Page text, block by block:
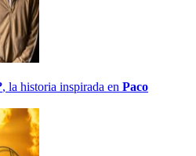
, la historia inspirada en Paco